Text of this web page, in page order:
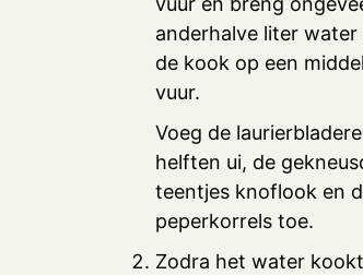
anderhalve liter water
de kook op een
vuur.
Voeg de
helften ui, de
teentjes knoflook en
peperkorrels toe.
Zodra het water